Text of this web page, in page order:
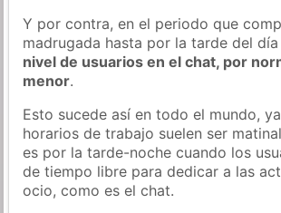
Y por contra, en el periodo que
madrugada hasta por la tarde del
nivel de usuarios en el chat, por
menor.
Esto sucede así en todo el mundo,
horarios de trabajo suelen ser
es por la tarde-noche cuando los
de tiempo libre para dedicar a las
ocio, como es el chat.